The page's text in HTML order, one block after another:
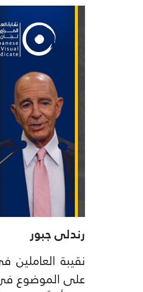
رندلى جبور
نقيبة
على الموضوع